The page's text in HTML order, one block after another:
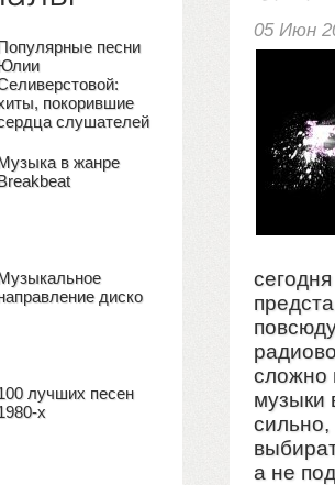
песни
покорившие
слушателей
в жанре
диско
лучших песен
х
05 Июн
сложно
музыки
сильно,
а не